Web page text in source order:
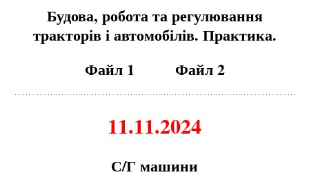
Будова, робота та регулювання
тракторів і автомобілів. Практика.
Файл 1
Файл 2
11.11.2024
С/Г машини